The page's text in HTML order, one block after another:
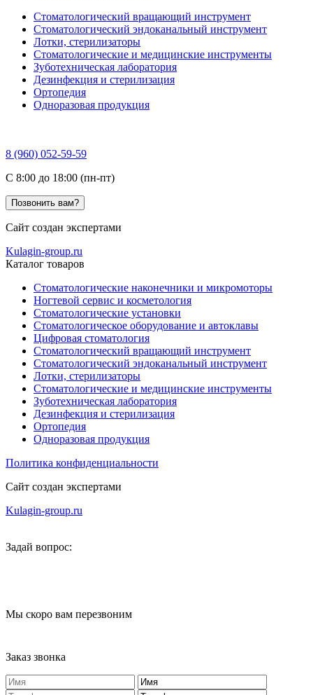
Стоматологический вращающий инструмент
Стоматологический эндоканальный инструмент
Лотки, стерилизаторы
Стоматологические и медицинские инструменты
Зуботехническая лаборатория
Дезинфекция и стерилизация
Ортопедия
Одноразовая продукция
8 (960) 052-59-59
C 8:00 до 18:00 (пн-пт)
Позвонить вам?
Сайт создан экспертами
Kulagin-group.ru
Каталог товаров
Стоматологические наконечники и микромоторы
Ногтевой сервис и косметология
Стоматологические установки
Стоматологическое оборудование и автоклавы
Цифровая стоматология
Стоматологический вращающий инструмент
Стоматологический эндоканальный инструмент
Лотки, стерилизаторы
Стоматологические и медицинские инструменты
Зуботехническая лаборатория
Дезинфекция и стерилизация
Ортопедия
Одноразовая продукция
Политика конфиденциальности
Сайт создан экспертами
Kulagin-group.ru
Задай вопрос:
Мы скоро вам перезвоним
Заказ звонка